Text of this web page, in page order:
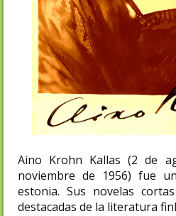
Aino Krohn Kallas (2 de
noviembre de 1956) fue
estonia. Sus novelas
destacadas de la literatura